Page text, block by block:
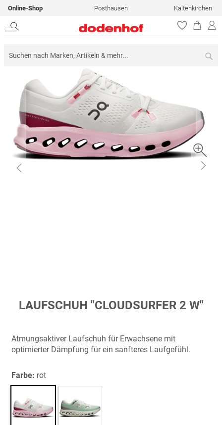
Online-Shop Posthausen Kaltenkirchen
Bildergalerie
springen
Zum
Anfang
springen
LAUFSCHUH "CLOUDSURFER 2 W"
Atmungsaktiver Laufschuh für Erwachsene mit
optimierter Dämpfung für ein sanfteres Laufgefühl.
Farbe: rot